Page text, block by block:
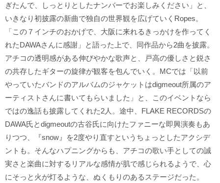
ぎたんで、しっとりとしたナンバーでお楽しみください」と、
いきなり初披露の新曲で独自の世界観を広げていくRopes。
「この７インチのおかげで、大阪に来れるきっかけを作ってく
れたDAWAさんに感謝」と語った上で、同作品から2曲を披露。
アチコの透明感がある伸びやかな歌声と、戸高の優しさと鋭さ
の共存したギターの旋律が観客を包んでいく。MCでは「以前
やっていたバンドのアルバムのジャケットはdigmeout所属のア
ーティストさんに書いてもらいました」と、このイベントなら
ではの逸話も披露してくれた2人。途中、FLAKE RECORDSの
DAWA氏とdigmeoutの古谷氏に向けたファニーな即興演奏もあ
りつつ、『snow』を2度やり直すというちょっとしたアクシデ
ントも。そんなハプニングからも、アチコの歌い手としての誠
実さと楽曲に対するリアルな感情が肌で感じられるようで、心
にそっと火が灯るような、ぬくもりのあるステージだった。